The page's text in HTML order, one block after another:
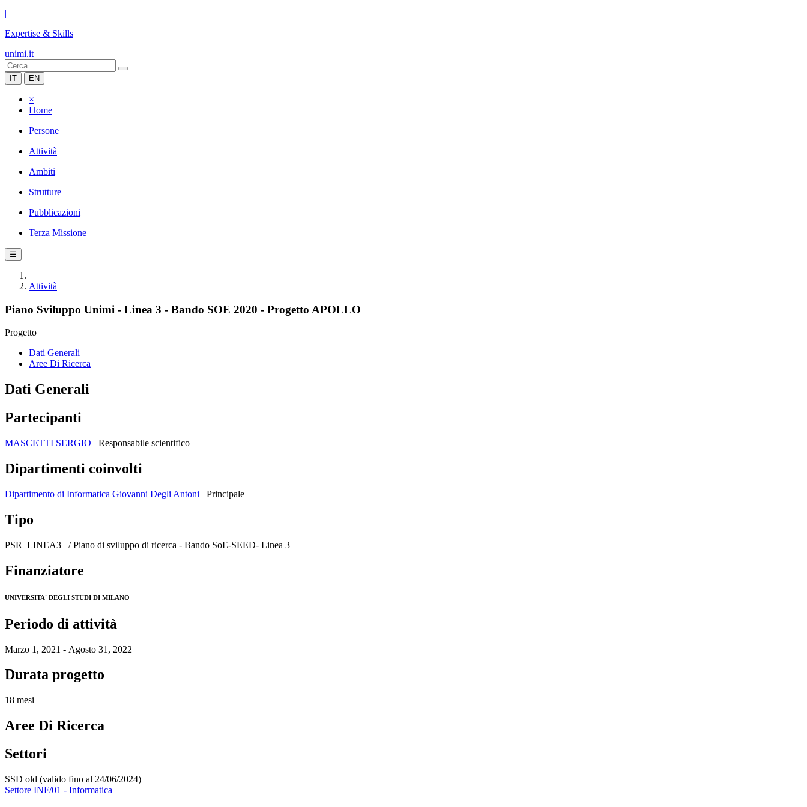
|
Expertise & Skills
unimi.it
IT EN
×
Home
Persone
Attività
Ambiti
Strutture
Pubblicazioni
Terza Missione
☰
Attività
Piano Sviluppo Unimi - Linea 3 - Bando SOE 2020 - Progetto APOLLO
Progetto
Dati Generali
Aree Di Ricerca
Dati Generali
Partecipanti
MASCETTI SERGIO Responsabile scientifico
Dipartimenti coinvolti
Dipartimento di Informatica Giovanni Degli Antoni Principale
Tipo
PSR_LINEA3_ / Piano di sviluppo di ricerca - Bando SoE-SEED- Linea 3
Finanziatore
UNIVERSITA' DEGLI STUDI DI MILANO
Periodo di attività
Marzo 1, 2021 - Agosto 31, 2022
Durata progetto
18 mesi
Aree Di Ricerca
Settori
SSD old (valido fino al 24/06/2024)
Settore INF/01 - Informatica